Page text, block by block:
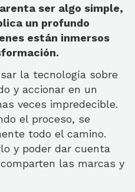
ser algo simple,
un profundo
están inmersos
la tecnología sobre
y accionar en un
veces impredecible.
el proceso, se
todo el camino.
y poder dar cuenta
las marcas y